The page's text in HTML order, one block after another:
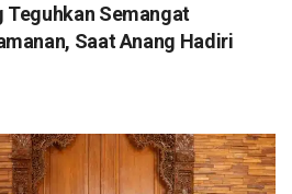
Teguhkan Semangat
Saat Anang Hadiri